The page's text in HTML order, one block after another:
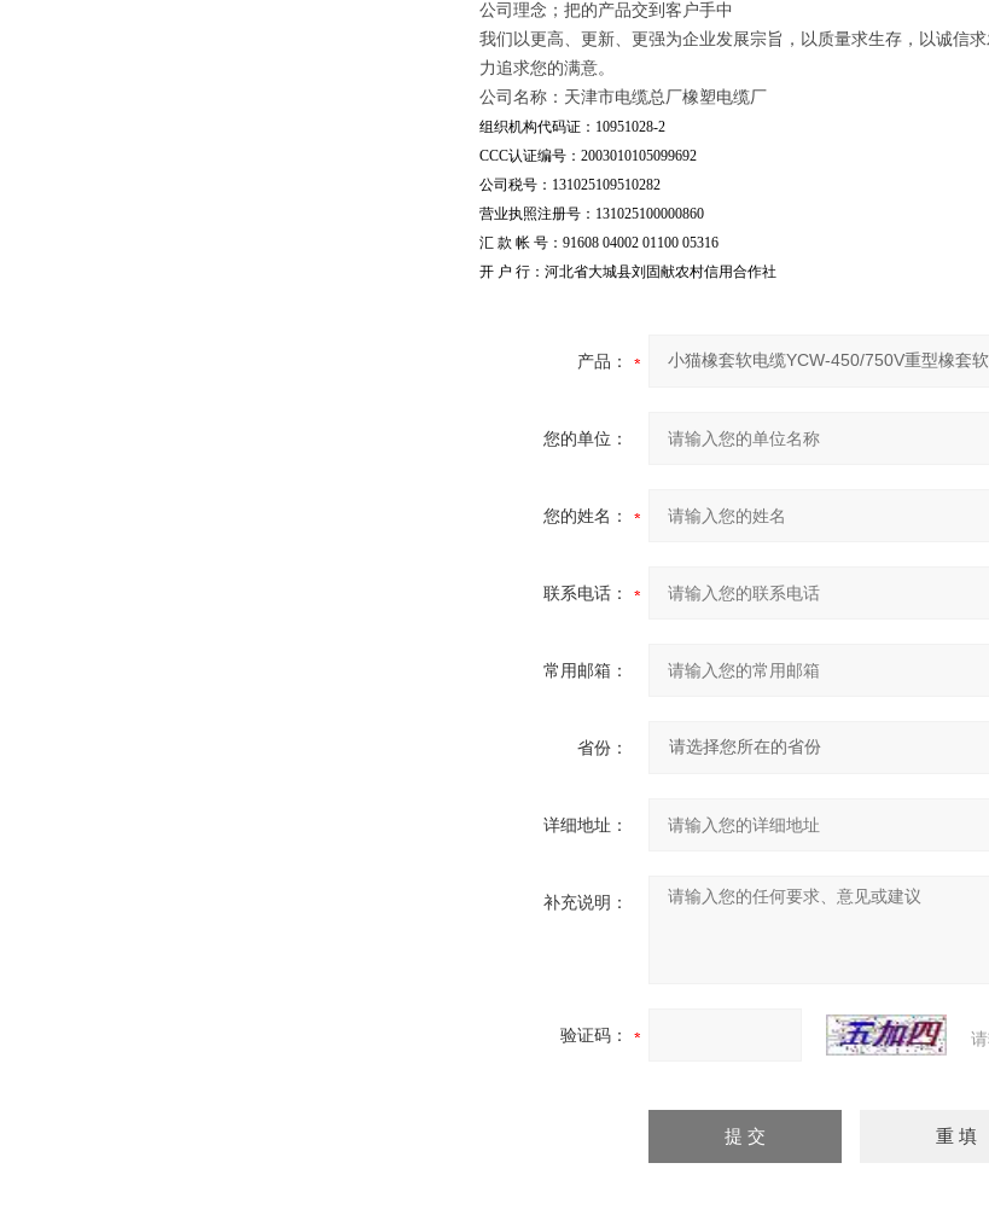
公司理念；把的产品交到客户手中
我们以更高、更新、更强为企业发展宗旨，以质量求生存，以诚信
力追求您的满意。
公司名称：天津市电缆总厂橡塑电缆厂
组织机构代码证：10951028-2
CCC认证编号：2003010105099692
公司税号：131025109510282
营业执照注册号：131025100000860
汇 款 帐 号：91608 04002 01100 05316
开 户 行：河北省大城县刘固献农村信用合作社
产品：
您的单位：
您的姓名：
联系电话：
常用邮箱：
省份：
详细地址：
补充说明：
验证码：